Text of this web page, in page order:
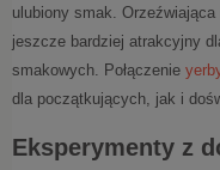
ulubiony smak.
jeszcze bardziej atrakcyjny
smakowych. Połączenie
dla początkujących, jak i
Eksperymenty z